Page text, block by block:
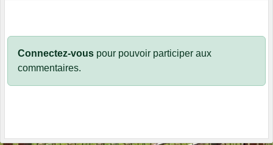
Connectez-vous pour pouvoir participer aux
commentaires.